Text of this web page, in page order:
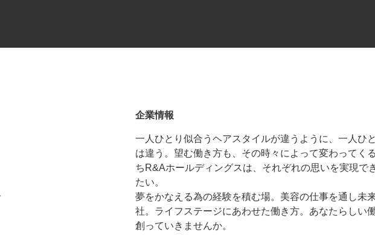
企業情報
一人ひとり似合うヘアスタイルが違うように、一人ひ
は違う。望む働き方も、その時々によって変わってく
ちR&Aホールディングスは、それぞれの思いを実現で
たい。
夢をかなえる為の経験を積む場。美容の仕事を通し未
社。ライフステージにあわせた働き方。あなたらしい
創っていきませんか。